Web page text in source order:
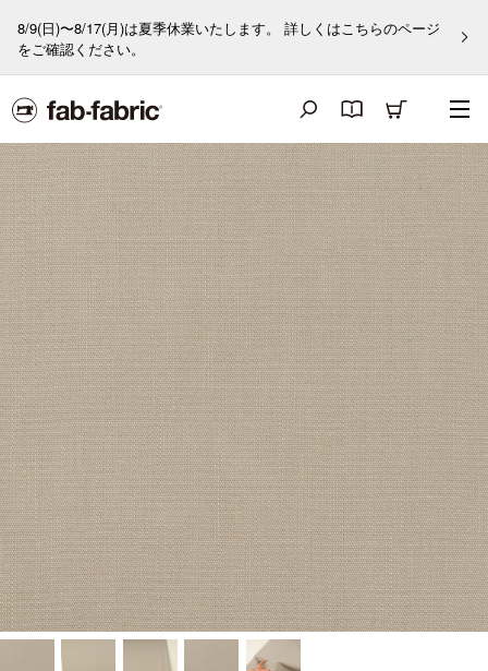
8/9(日)〜8/17(月)は夏季休業いたします。 詳しくはこちらのページ
をご確認ください。